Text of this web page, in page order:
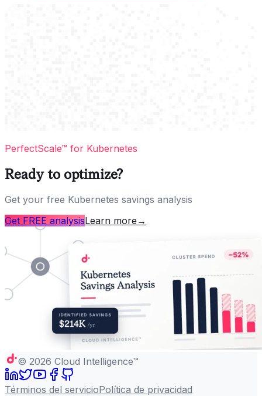
PerfectScale™ for Kubernetes
Ready to optimize?
Get your free Kubernetes savings analysis
Get FREE analysisLearn more →
© 2026 Cloud Intelligence™
Términos del servicioPolítica de privacidad